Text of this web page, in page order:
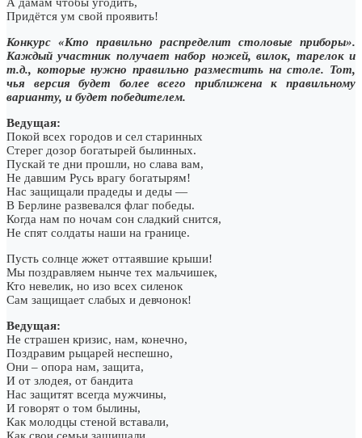
Придётся ум свой проявить!
Конкурс «Кто правильно распределит столовые приборы».
Каждый участник получает набор ножей, вилок, тарелок и
т.д., которые нужно правильно разместить на столе. Тот,
чья версия будет более всего приближена к правильному
варианту, и будет победителем.
Ведущая:
Покой всех городов и сел старинных
Стерег дозор богатырей былинных.
Пускай те дни прошли, но слава вам,
Не давшим Русь врагу богатырям!
Нас защищали прадеды и деды —
В Берлине развевался флаг победы.
Когда нам по ночам сон сладкий снится,
Не спят солдаты наши на границе.
Пусть солнце жжет оттаявшие крыши!
Мы поздравляем нынче тех мальчишек,
Кто невелик, но изо всех силенок
Сам защищает слабых и девчонок!
Ведущая:
Не страшен кризис, нам, конечно,
Поздравим рыцарей неспешно,
Они – опора нам, защита,
И от злодея, от бандита
Нас защитят всегда мужчины,
И говорят о том былины,
Как молодцы стеной вставали,
Как свои семьи защищали…